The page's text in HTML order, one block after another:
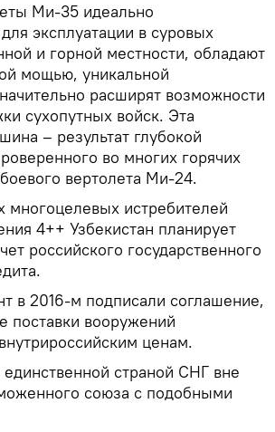
Ми-35 идеально
эксплуатации в суровых
и горной местности, обладают
мощью, уникальной
расширят возможности
сухопутных войск. Эта
– результат глубокой
во многих горячих
вертолета Ми-24.
истребителей
4++ Узбекистан планирует
российского государственного
в 2016-м подписали соглашение,
поставки вооружений
ценам.
единственной страной СНГ вне
союза с подобными